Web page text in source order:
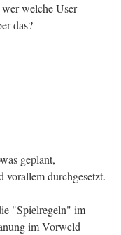
welche User
das?
geplant,
vorallem durchgesetzt.
"Spielregeln" im
im Vorweld